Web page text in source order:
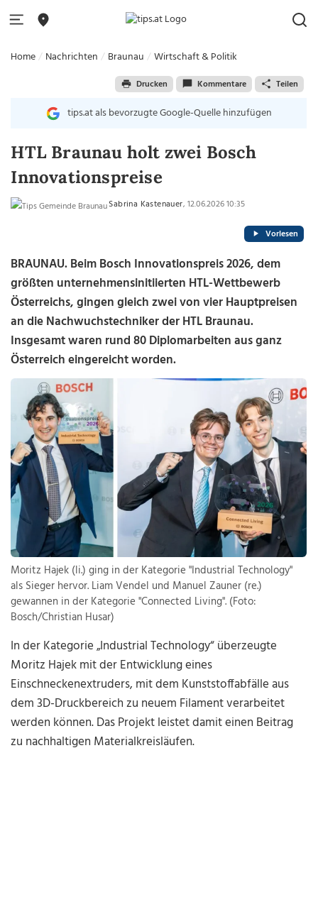
Home Nachrichten Braunau Wirtschaft & Politik
Drucken Kommentare Teilen
tips.at als bevorzugte Google-Quelle hinzufügen
HTL Braunau holt zwei Bosch
Innovationspreise
Sabrina Kastenauer, 12.06.2026 10:35
Vorlesen
BRAUNAU. Beim Bosch Innovationspreis 2026, dem
größten unternehmensinitiierten HTL-Wettbewerb
Österreichs, gingen gleich zwei von vier Hauptpreisen
an die Nachwuchstechniker der HTL Braunau.
Insgesamt waren rund 80 Diplomarbeiten aus ganz
Österreich eingereicht worden.
Moritz Hajek (li.) ging in der Kategorie "Industrial Technology"
als Sieger hervor. Liam Vendel und Manuel Zauner (re.)
gewannen in der Kategorie "Connected Living". (Foto:
Bosch/Christian Husar)
In der Kategorie „Industrial Technology“ überzeugte
Moritz Hajek mit der Entwicklung eines
Einschneckenextruders, mit dem Kunststoffabfälle aus
dem 3D-Druckbereich zu neuem Filament verarbeitet
werden können. Das Projekt leistet damit einen Beitrag
zu nachhaltigen Materialkreisläufen.